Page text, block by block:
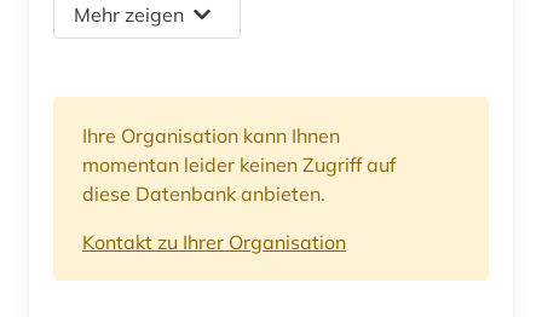
Mehr zeigen
Ihre Organisation kann Ihnen
momentan leider keinen Zugriff auf
diese Datenbank anbieten.
Kontakt zu Ihrer Organisation